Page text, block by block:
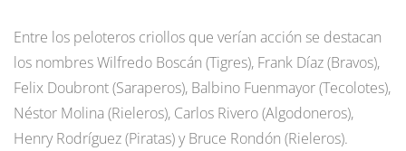
Entre los peloteros criollos que verían acción se destacan
los nombres Wilfredo Boscán (Tigres), Frank Díaz (Bravos),
Felix Doubront (Saraperos), Balbino Fuenmayor (Tecolotes),
Néstor Molina (Rieleros), Carlos Rivero (Algodoneros),
Henry Rodríguez (Piratas) y Bruce Rondón (Rieleros).